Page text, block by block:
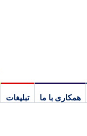
همکاری با ما
تبلیغات